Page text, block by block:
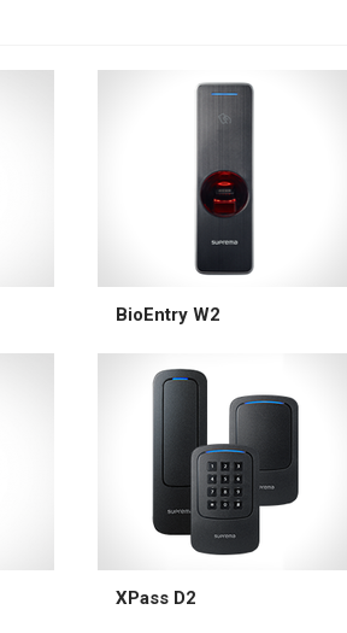
BioEntry W2
XPass D2